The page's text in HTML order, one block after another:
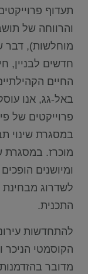
תעדוף
והרווחה של
מוחלשות), דבר
חדשים לבניין,
החיים
באל-גג, אנו
במסגרת שינוי
מוכרז. במסגרת
ומיושנים
לשדרוג
התכנית.
להתחדשות
הקוסמטי הניכר
מדובר